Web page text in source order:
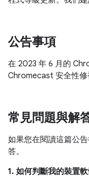
公告事項
在 2023 年 6 月的
Chromecast 安全性修
常見問題與解
如果您在閱讀這篇公
答。
1. 如何判斷我的裝置